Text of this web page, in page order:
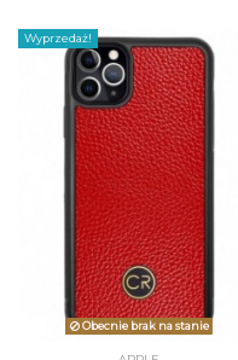
Wyprzedaż!
Obecnie brak na stanie